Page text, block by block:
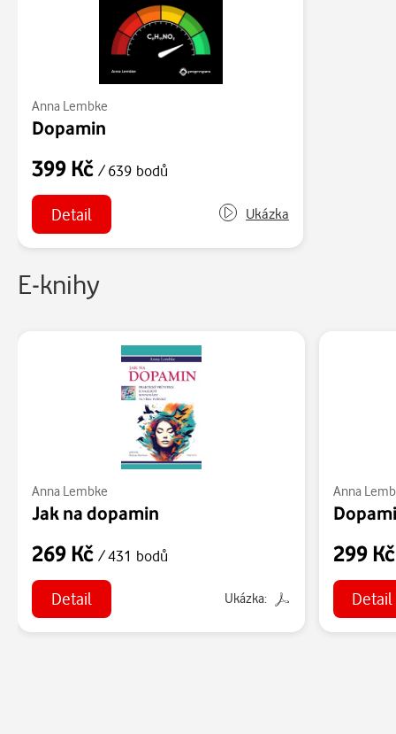
Anna Lembke
Dopamin
399 Kč / 639 bodů
Detail Ukázka
E-knihy
Anna Lembke
Jak na dopamin
269 Kč / 431 bodů
Detail Ukázka:
Anna
299
Detail